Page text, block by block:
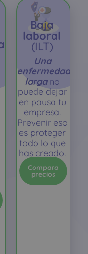
Baja
laboral
(ILT)
Una
enfermedad
larga no
puede dejar
en pausa tu
empresa.
Prevenir eso
es proteger
todo lo que
has creado.
Compara
precios